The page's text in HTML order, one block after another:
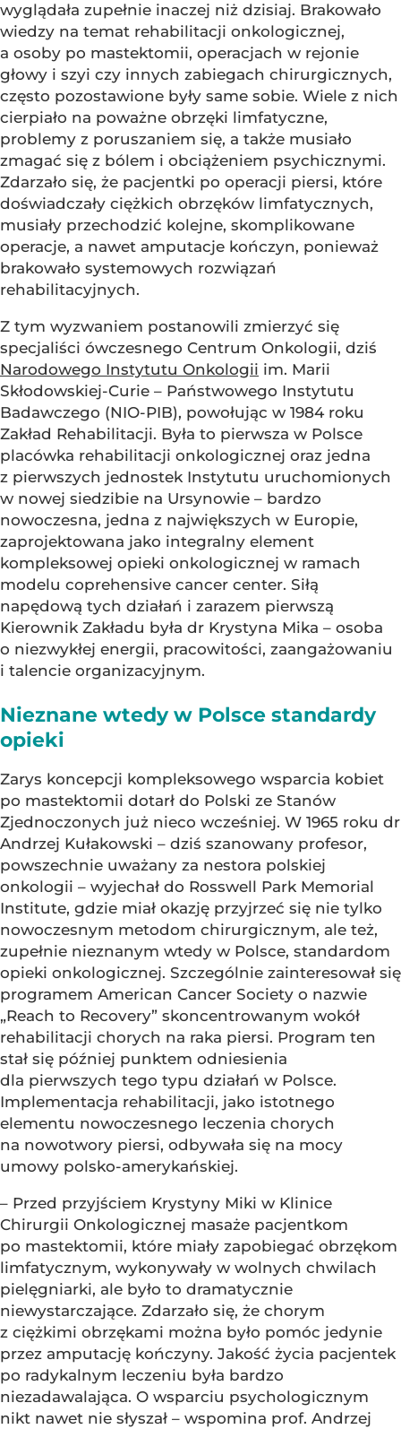
wyglądała zupełnie inaczej niż dzisiaj. Brakowało
wiedzy na temat rehabilitacji onkologicznej,
a osoby po mastektomii, operacjach w rejonie
głowy i szyi czy innych zabiegach chirurgicznych,
często pozostawione były same sobie. Wiele z nich
cierpiało na poważne obrzęki limfatyczne,
problemy z poruszaniem się, a także musiało
zmagać się z bólem i obciążeniem psychicznymi.
Zdarzało się, że pacjentki po operacji piersi, które
doświadczały ciężkich obrzęków limfatycznych,
musiały przechodzić kolejne, skomplikowane
operacje, a nawet amputacje kończyn, ponieważ
brakowało systemowych rozwiązań
rehabilitacyjnych.
Z tym wyzwaniem postanowili zmierzyć się
specjaliści ówczesnego Centrum Onkologii, dziś
Narodowego Instytutu Onkologii im. Marii
Skłodowskiej-Curie – Państwowego Instytutu
Badawczego (NIO-PIB), powołując w 1984 roku
Zakład Rehabilitacji. Była to pierwsza w Polsce
placówka rehabilitacji onkologicznej oraz jedna
z pierwszych jednostek Instytutu uruchomionych
w nowej siedzibie na Ursynowie – bardzo
nowoczesna, jedna z największych w Europie,
zaprojektowana jako integralny element
kompleksowej opieki onkologicznej w ramach
modelu coprehensive cancer center. Siłą
napędową tych działań i zarazem pierwszą
Kierownik Zakładu była dr Krystyna Mika – osoba
o niezwykłej energii, pracowitości, zaangażowaniu
i talencie organizacyjnym.
Nieznane wtedy w Polsce standardy
opieki
Zarys koncepcji kompleksowego wsparcia kobiet
po mastektomii dotarł do Polski ze Stanów
Zjednoczonych już nieco wcześniej. W 1965 roku dr
Andrzej Kułakowski – dziś szanowany profesor,
powszechnie uważany za nestora polskiej
onkologii – wyjechał do Rosswell Park Memorial
Institute, gdzie miał okazję przyjrzeć się nie tylko
nowoczesnym metodom chirurgicznym, ale też,
zupełnie nieznanym wtedy w Polsce, standardom
opieki onkologicznej. Szczególnie zainteresował się
programem American Cancer Society o nazwie
„Reach to Recovery” skoncentrowanym wokół
rehabilitacji chorych na raka piersi. Program ten
stał się później punktem odniesienia
dla pierwszych tego typu działań w Polsce.
Implementacja rehabilitacji, jako istotnego
elementu nowoczesnego leczenia chorych
na nowotwory piersi, odbywała się na mocy
umowy polsko-amerykańskiej.
– Przed przyjściem Krystyny Miki w Klinice
Chirurgii Onkologicznej masaże pacjentkom
po mastektomii, które miały zapobiegać obrzękom
limfatycznym, wykonywały w wolnych chwilach
pielęgniarki, ale było to dramatycznie
niewystarczające. Zdarzało się, że chorym
z ciężkimi obrzękami można było pomóc jedynie
przez amputację kończyny. Jakość życia pacjentek
po radykalnym leczeniu była bardzo
niezadawalająca. O wsparciu psychologicznym
nikt nawet nie słyszał – wspomina prof. Andrzej